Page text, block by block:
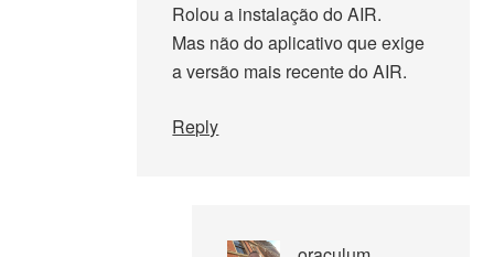
Rolou a instalação do AIR.
Mas não do aplicativo que exige
a versão mais recente do AIR.
Reply